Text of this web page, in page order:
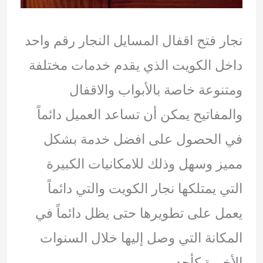
نجار فتح اقفال المسايل النجار رقم واحد
داخل الكويت الذي يقدم خدمات مختلفة
ومتنوعة خاصة بالأبواب والاقفال
والمفاتيح يمكن أن تساعد العميل دائماً
في الحصول على افضل خدمة بشكل
مميز وسهل وذلك للامكانيات الكبيرة
التي يمتلكها نجار الكويت والتي دائماً
يعمل على تطويرها حتى يظل دائماً في
المكانة التي وصل إليها خلال السنوات